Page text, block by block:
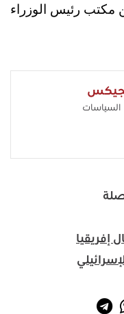
مكتب رئيس الوزراء
السياسات
إفريقيا